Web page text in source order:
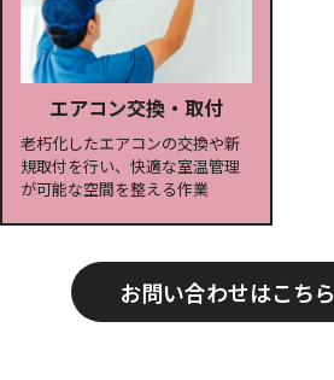
エアコン交換・取付
老朽化したエアコンの交換や新
規取付を行い、快適な室温管理
が可能な空間を整える作業
お問い合わせはこちら